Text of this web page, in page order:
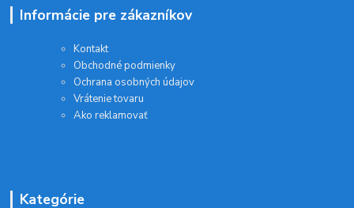
Informácie pre zákazníkov
Kontakt
Obchodné podmienky
Ochrana osobných údajov
Vrátenie tovaru
Ako reklamovať
Kategórie